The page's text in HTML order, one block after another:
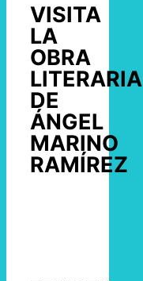
VISITA
LA
OBRA
LITERARIA
DE
ÁNGEL
MARINO
RAMÍREZ